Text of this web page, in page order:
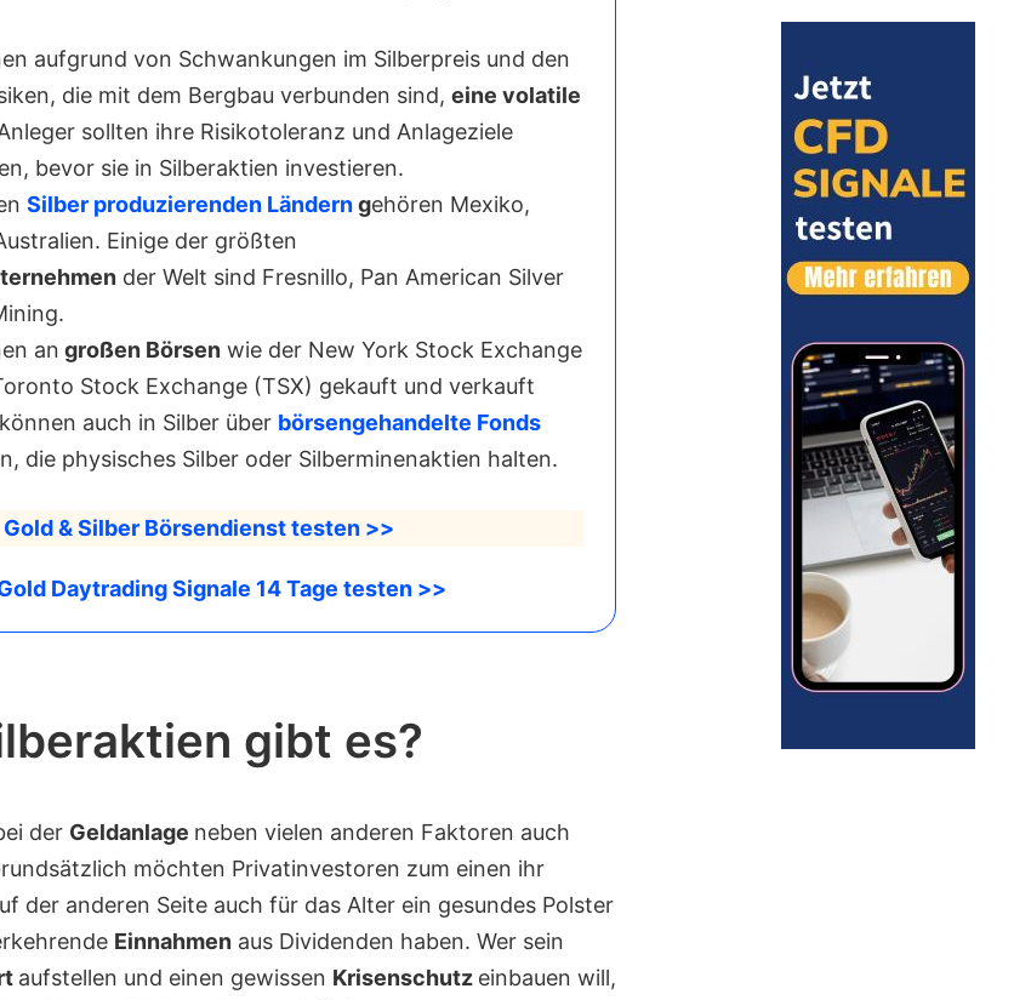
aufgrund von Schwankungen im Silberpreis und den
die mit dem Bergbau verbunden sind, eine volatile
sollten ihre Risikotoleranz und Anlageziele
bevor sie in Silberaktien investieren.
Silber produzierenden Länderngehören Mexiko,
Einige der größten
der Welt sind Fresnillo, Pan American Silver
an großen Börsen wie der New York Stock Exchange
Stock Exchange (TSX) gekauft und verkauft
auch in Silber über börsengehandelte Fonds
die physisches Silber oder Silberminenaktien halten.
Gold & Silber Börsendienst testen >>
Daytrading Signale 14 Tage testen >>
gibt es?
der Geldanlage neben vielen anderen Faktoren auch
möchten Privatinvestoren zum einen ihr
der anderen Seite auch für das Alter ein gesundes Polster
Einnahmen aus Dividenden haben. Wer sein
aufstellen und einen gewissen Krisenschutz einbauen will,